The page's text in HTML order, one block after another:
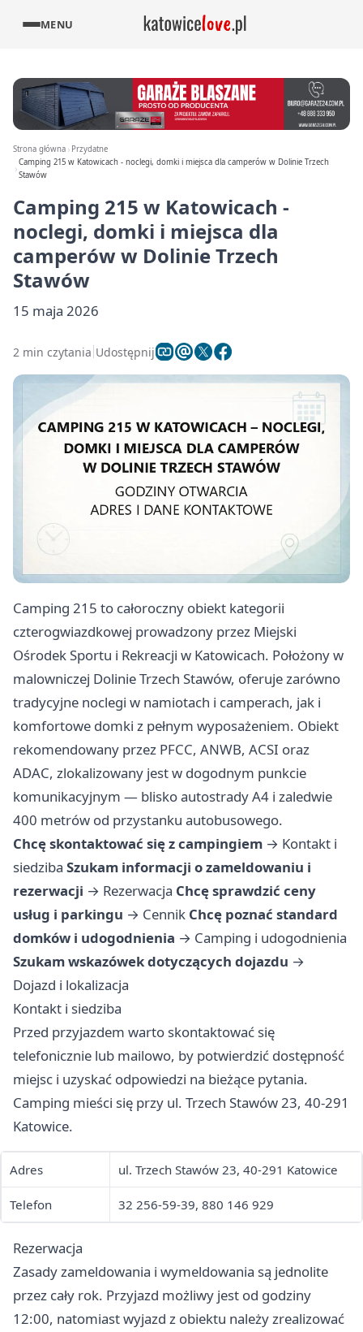
MENU
Strona główna
Przydatne
Camping 215 w Katowicach - noclegi, domki i miejsca dla camperów w Dolinie Trzech
Stawów
Camping 215 w Katowicach -
noclegi, domki i miejsca dla
camperów w Dolinie Trzech
Stawów
15 maja 2026
2 min czytania Udostępnij
Camping 215 to całoroczny obiekt kategorii
czterogwiazdkowej prowadzony przez Miejski
Ośrodek Sportu i Rekreacji w Katowicach. Położony w
malowniczej Dolinie Trzech Stawów, oferuje zarówno
tradycyjne noclegi w namiotach i camperach, jak i
komfortowe domki z pełnym wyposażeniem. Obiekt
rekomendowany przez PFCC, ANWB, ACSI oraz
ADAC, zlokalizowany jest w dogodnym punkcie
komunikacyjnym — blisko autostrady A4 i zaledwie
400 metrów od przystanku autobusowego.
Chcę skontaktować się z campingiem → Kontakt i
siedziba Szukam informacji o zameldowaniu i
rezerwacji → Rezerwacja Chcę sprawdzić ceny
usług i parkingu → Cennik Chcę poznać standard
domków i udogodnienia → Camping i udogodnienia
Szukam wskazówek dotyczących dojazdu →
Dojazd i lokalizacja
Kontakt i siedziba
Przed przyjazdem warto skontaktować się
telefonicznie lub mailowo, by potwierdzić dostępność
miejsc i uzyskać odpowiedzi na bieżące pytania.
Camping mieści się przy ul. Trzech Stawów 23, 40-291
Katowice.
Adres ul. Trzech Stawów 23, 40-291 Katowice
Telefon 32 256-59-39, 880 146 929
Rezerwacja
Zasady zameldowania i wymeldowania są jednolite
przez cały rok. Przyjazd możliwy jest od godziny
12:00, natomiast wyjazd z obiektu należy zrealizować